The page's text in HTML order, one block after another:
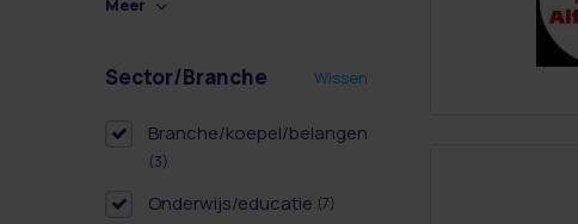
Meer
Sector/Branche Wissen
Branche/koepel/belangen
(3)
Onderwijs/educatie (7)